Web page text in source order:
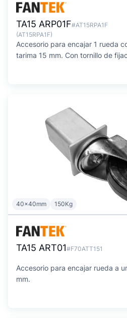
TA15 ARP01F#AT15RPA1F
(AT15RPA1F)
Accesorio para encajar 1 rueda
tarima 15 mm. Con tornillo de
40x40mm 150Kg
TA15 ART01#F70ATT151
Accesorio para encajar rueda a
mm.